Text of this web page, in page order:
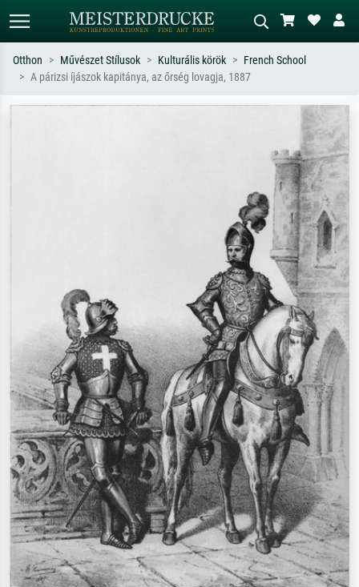
Írja le a jelenetet – pl. zöld rét, sok
piros absztrakt, sötét olajkép, álló akt
egy fa mellett.
Otthon Művészet Stílusok Kulturális körök
French School
A párizsi íjászok kapitánya, az őrség lovagja, 1887